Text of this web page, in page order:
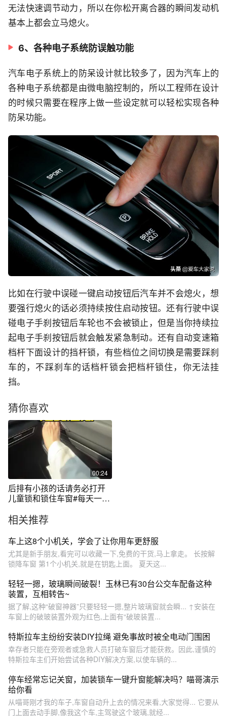
无法快速调节动力，所以在你松开离合器的瞬间发动机
基本上都会立马熄火。
6、各种电子系统防误触功能
汽车电子系统上的防呆设计就比较多了，因为汽车上的
各种电子系统都是由微电脑控制的，所以工程师在设计
的时候只需要在程序上做一些设定就可以轻松实现各种
防呆功能。
比如在行驶中误碰一键启动按钮后汽车并不会熄火，想
要强行熄火的话必须持续按住启动按钮。还有行驶中误
碰电子手刹按钮后车轮也不会被锁止，但是当你持续拉
起电子手刹按钮后就会触发紧急制动。还有自动变速箱
档杆下面设计的挡杆锁，有些档位之间切换是需要踩刹
车的，不踩刹车的话档杆锁会把档杆锁住，你无法挂
挡。
猜你喜欢
00:24
后排有小孩的话请务必打开
儿童锁和锁住车窗#每天一个
知识 #抖音汽车 #丰田
相关推荐
车上这8个小机关，学会了让你用车更舒服
尤其是新手朋友,看完可以收藏一下,免费的干货,马上拿走。 长按解
锁降车窗 第1个小机关,就是在钥匙上面。 夏天这...
轻轻一摁，玻璃瞬间破裂！玉林已有30台公交车配备这种
装置，互相转告~
据了解,这种“破窗神器”只要轻轻一摁,整片玻璃窗就会瞬... ↑安装在
车窗上的破玻装置外观为红色,上面有“破玻装置...
特斯拉车主纷纷安装DIY拉绳 避免事故时被全电动门围困
幸存者只能在旁观者或急救人员打破车窗后才能获救。因此,谨慎的
特斯拉车主们开始尝试各种DIY解决方案,以使车辆的...
停车经常忘记关窗，加装锁车一键升窗能解决吗？喵哥演示
给你看
从喵哥刚才我的车子,车窗自动升上去的情况来看,大家觉得... 它要从
门上面去动手脚,像我这个车,主驾驶这个玻璃,就经...